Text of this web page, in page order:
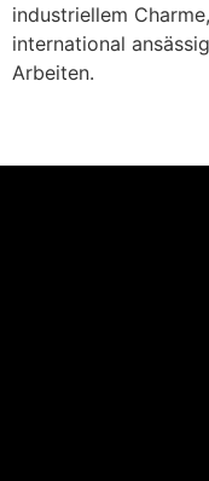
industriellem
international
Arbeiten.